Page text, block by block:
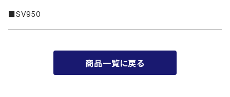
100,000円〜
300,000円〜
プラチナ
シルバー
■SV950
商品一覧に戻る